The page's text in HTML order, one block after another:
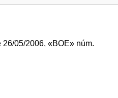
26/05/2006,«BOE» núm.